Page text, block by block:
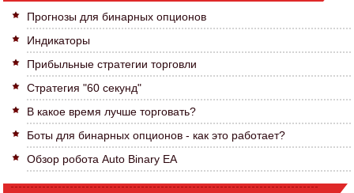
Прогнозы для бинарных опционов
Индикаторы
Прибыльные стратегии торговли
Стратегия "60 секунд"
В какое время лучше торговать?
Боты для бинарных опционов - как это работает?
Обзор робота Auto Binary EA